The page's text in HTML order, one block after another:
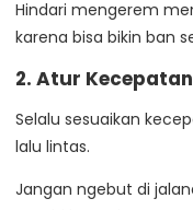
Hindari mengerem
karena bisa bikin ban
2. Atur
Selalu sesuaikan
lalu lintas.
Jangan ngebut di